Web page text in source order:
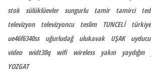
stok
sülüklüevler sungurlu tamir tamirci
televizyon
televizyoncu teslim TUNCELİ türkiye
ue46f6340ss
uğurludağ ulukavak UŞAK uyducu
video
widt30q wifi wireless yakın yaydığın
YOZGAT